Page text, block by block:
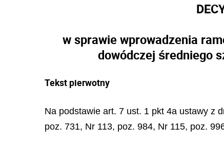
w sprawie wprowadzenia
dowódczej średniego
Tekst pierwotny
Na podstawie art. 7 ust. 1 pkt 4a ustawy z
poz. 731, Nr 113, poz. 984, Nr 115, poz.